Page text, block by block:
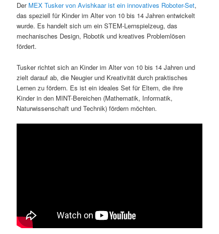
Der MEX Tusker von Avishkaar ist ein innovatives Roboter-Set,
das speziell für Kinder im Alter von 10 bis 14 Jahren entwickelt
wurde. Es handelt sich um ein STEM-Lernspielzeug, das
mechanisches Design, Robotik und kreatives Problemlösen
fördert.
Tusker richtet sich an Kinder im Alter von 10 bis 14 Jahren und
zielt darauf ab, die Neugier und Kreativität durch praktisches
Lernen zu fördern. Es ist ein ideales Set für Eltern, die ihre
Kinder in den MINT-Bereichen (Mathematik, Informatik,
Naturwissenschaft und Technik) fördern möchten.